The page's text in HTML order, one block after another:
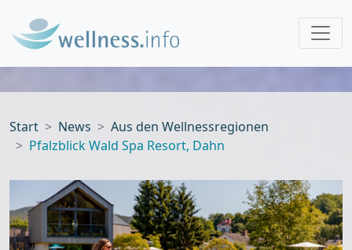
Start News
Aus den Wellnessregionen
Pfalzblick Wald Spa Resort, Dahn